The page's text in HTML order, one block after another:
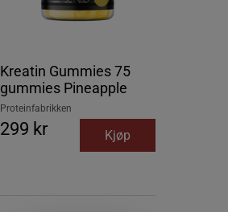
Kreatin Gummies 75
gummies Pineapple
Proteinfabrikken
299 kr Kjøp